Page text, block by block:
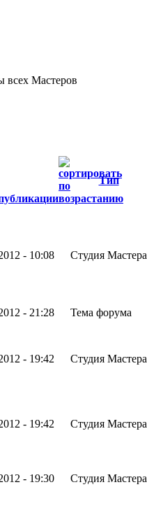
всех Мастеров
Тип
- 10:08 Студия Мастера
- 21:28 Тема форума
- 19:42 Студия Мастера
- 19:42 Студия Мастера
- 19:30 Студия Мастера